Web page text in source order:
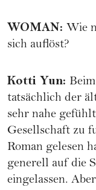
WOMAN: Wie
sich auflöst?
Kotti Yun:
tatsächlich der
sehr nahe
Gesellschaft zu
Roman gelesen
generell auf die
eingelassen.